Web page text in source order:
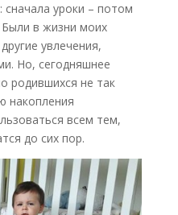
сначала уроки – потом
Были в жизни моих
увлечения,
Но, сегодняшнее
родившихся не так
накопления
всем тем,
до сих пор.